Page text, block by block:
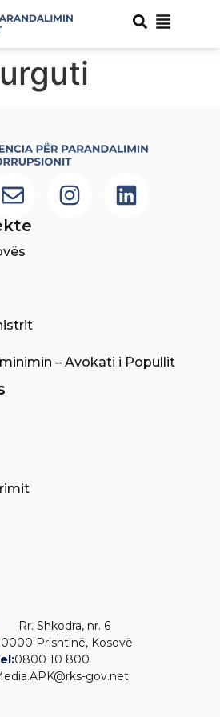
– Avokati i Popullit
Rr. Shkodra, nr. 6
Prishtinë, Kosovë
0800 10 800
gov.net